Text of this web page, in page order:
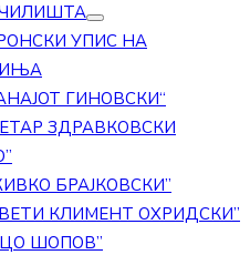
УПИС НА
ГИНОВСКИ“
ЗДРАВКОВСКИ
БРАЈКОВСКИ”
КЛИМЕНТ ОХРИДСКИ”
ШОПОВ”